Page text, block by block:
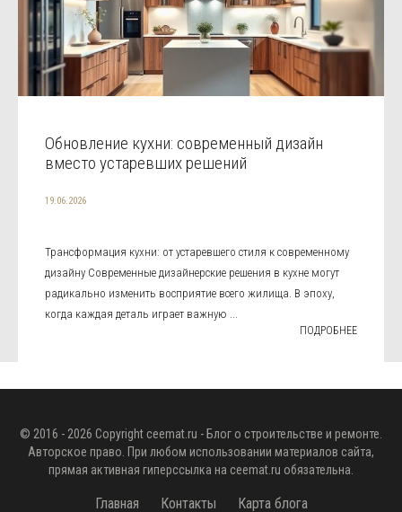
Обновление кухни: современный дизайн
вместо устаревших решений
19.06.2026
Трансформация кухни: от устаревшего стиля к современному
дизайну Современные дизайнерские решения в кухне могут
радикально изменить восприятие всего жилища. В эпоху,
когда каждая деталь играет важную ...
ПОДРОБНЕЕ
© 2016 - 2026 Copyright ceemat.ru - Блог о строительстве и ремонте.
Авторское право. При любом использовании материалов сайта,
прямая активная гиперссылка на ceemat.ru обязательна.
Главная Контакты Карта блога